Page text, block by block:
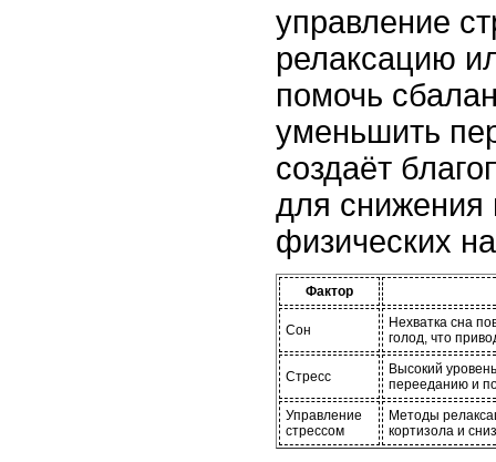
управление
релаксацию
помочь
уменьшить
создаёт
для снижения
физических
Фактор
Сон
Нехватка сна
голод, что
Стресс
Высокий
перееданию и
Управление
стрессом
Методы
кортизола и